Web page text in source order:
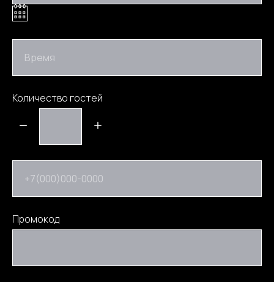
Время
Количество гостей
+7(000)000-0000
Промокод